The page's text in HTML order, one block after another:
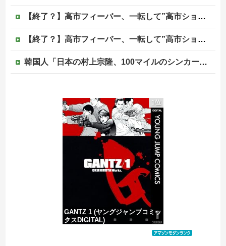
【終了？】高市フィーバー、一転して”高市ショック”へ…支持率も市場も急降下ｗｗｗｗｗｗｗｗ
【終了？】高市フィーバー、一転して”高市ショック”へ…支持率も市場も急降下ｗｗｗｗｗｗｗｗ
韓国人「日本の村上宗隆、100マイルのシンカーを逆方向に・・・2戦連発の26号ソロホームラン」→「羨ましすぎる 韓国はこんな打者がいなのか」「ア...
マスゴミ「韓国大統領の公用車は6000万円で安全装備！」「高市の公用車は3000万円で贅沢！」
避難所に土足でズカズカと入ってきて勝手に動画や写真を撮影したメディア取材陣、挙句の果てに要求してきたのは……
被災者で湧き水が有難い「土葬は絶対にダメだ】
1位
GANTZ 1 (ヤングジャンプコミッ
クスDIGITAL)
価格：¥617